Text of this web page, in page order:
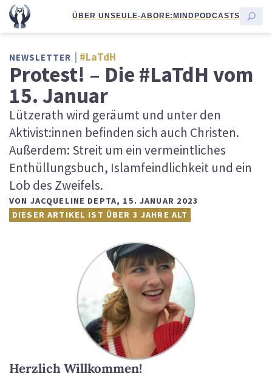
ÜBER UNSEULE-ABORE:MINDPODCASTS
NEWSLETTER #LaTdH
Protest! – Die #LaTdH vom
15. Januar
Lützerath wird geräumt und unter den
Aktivist:innen befinden sich auch Christen.
Außerdem: Streit um ein vermeintliches
Enthüllungsbuch, Islamfeindlichkeit und ein
Lob des Zweifels.
VON JACQUELINE DEPTA, 15. JANUAR 2023
DIESER ARTIKEL IST ÜBER 3 JAHRE ALT
Herzlich Willkommen!